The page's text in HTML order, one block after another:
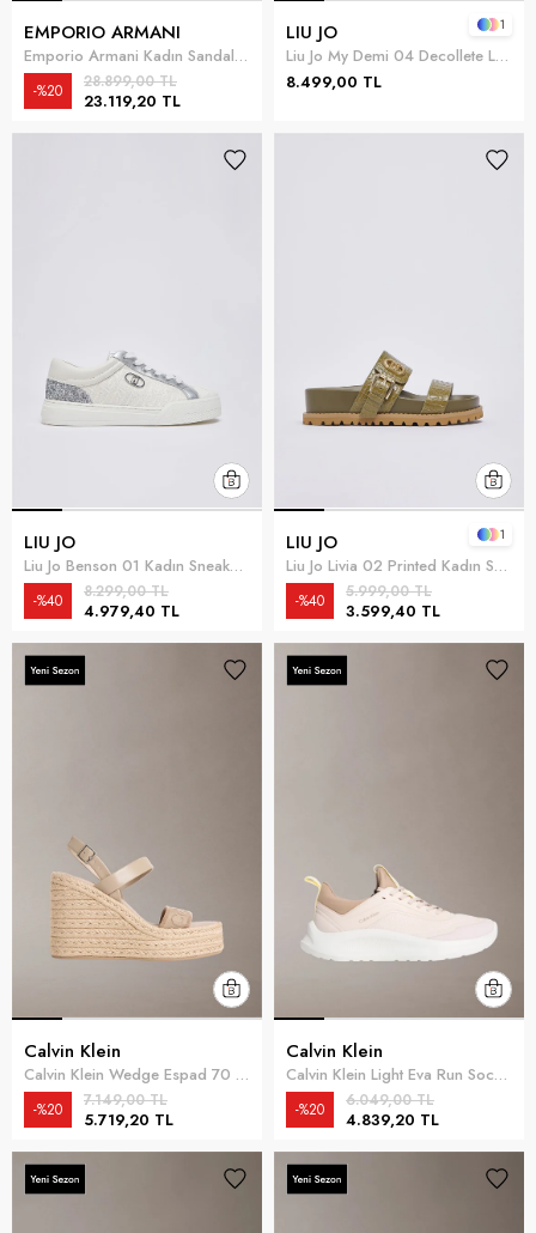
EMPORIO ARMANI
Emporio Armani Kadın Sandalet Siyah
23.119,20 TL
28.899,00 TL
%20
LIU JO
Liu Jo My Demi 04 Decollete Lace Fabric Kadın Topuklu Ayakkabı Pembe
8.499,00 TL
1
LIU JO
Liu Jo Benson 01 Kadın Sneaker Çok Renkli
4.979,40 TL
8.299,00 TL
%40
LIU JO
Liu Jo Livia 02 Printed Kadın Sandalet Yeşil
3.599,40 TL
5.999,00 TL
%40
1
Calvin Klein
Calvin Klein Wedge Espad 70 Webbi Kadın Espadril Gri
5.719,20 TL
7.149,00 TL
%20
Calvin Klein
Calvin Klein Light Eva Run Sock M Kadın Sneaker Pembe
4.839,20 TL
6.049,00 TL
%20